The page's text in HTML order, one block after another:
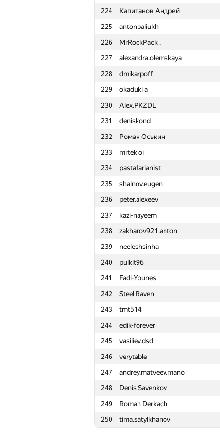
224
Капитанов Андрей
225
antonpaliukh
226
MrRockPack .
227
alexandra.olemskaya
228
dmikarpoff
229
okaduki a
230
Alex.PKZDL
231
deniskond
232
Роман Оськин
233
mrtekioi
234
pastafarianist
235
shalnov.eugen
236
peter.alexeev
237
kazi-nayeem
238
zakharov921.anton
239
neeleshsinha
240
pulkit96
241
Fadi-Younes
242
Steel Raven
243
tmt514
244
edik-forever
245
vasiliev.dsd
246
verytable
247
andrey.matveev.mano
248
Denis Savenkov
249
Roman Derkach
250
tima.satylkhanov
201 mitikgr
202
nuipqiun
203
lapinra
204
t0pcoder
205
progiv
206
mzuenni
207
vadimology
208
Михаил Апахов
209
Ivan Fekete
210
adskiu-sniper
211
cool.super-kulik
212
mr.barabakus
213
metaflow
214
Erulan Abaiuly
215
anatolik.volkov
216
ilye
217
Khaled Hamed
218
mahmoudgawad
219
hirokazu1020
220
kostya.elenik
221
maxymshymon
222
yahordubovik
223
diraria
224
Капитанов Андрей
225
antonpaliukh
226
MrRockPack .
227
alexandra.olemskaya